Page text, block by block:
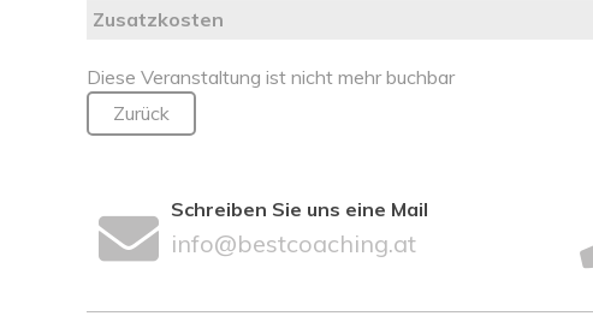
Zusatzkosten
Diese Veranstaltung ist nicht mehr buchbar
Zurück
Schreiben Sie uns eine Mail
info@bestcoaching.at